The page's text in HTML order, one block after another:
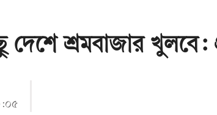
শ্রমবাজার খুলবে: